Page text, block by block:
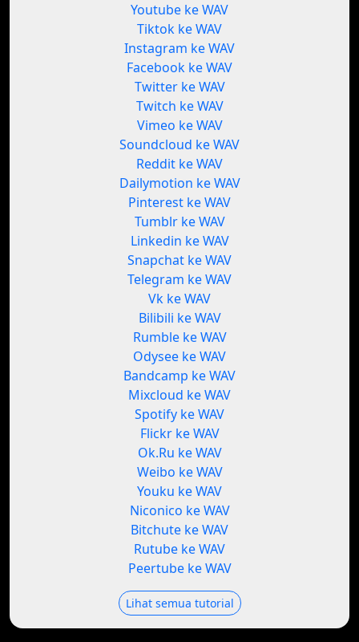
Youtube ke WAV
Tiktok ke WAV
Instagram ke WAV
Facebook ke WAV
Twitter ke WAV
Twitch ke WAV
Vimeo ke WAV
Soundcloud ke WAV
Reddit ke WAV
Dailymotion ke WAV
Pinterest ke WAV
Tumblr ke WAV
Linkedin ke WAV
Snapchat ke WAV
Telegram ke WAV
Vk ke WAV
Bilibili ke WAV
Rumble ke WAV
Odysee ke WAV
Bandcamp ke WAV
Mixcloud ke WAV
Spotify ke WAV
Flickr ke WAV
Ok.Ru ke WAV
Weibo ke WAV
Youku ke WAV
Niconico ke WAV
Bitchute ke WAV
Rutube ke WAV
Peertube ke WAV
Lihat semua tutorial